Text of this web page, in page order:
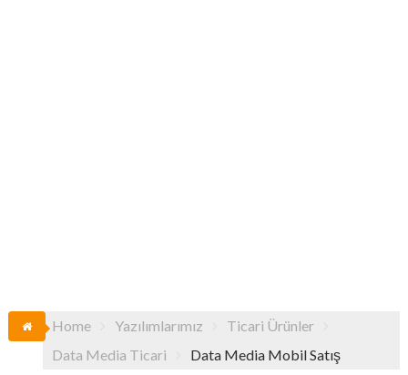
Home Yazılımlarımız
Ticari Ürünler
Data Media Ticari
Data Media Mobil Satış